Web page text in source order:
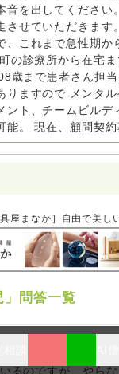
音を出してください
させていただきます
、これまで急性期か
の診療所から在宅
歳まで患者さん担
りますので メンタ
ント、チームビルデ
能。 現在、顧問契約
具屋まなか］自由で美し
」問答一覧
るのですが、やら